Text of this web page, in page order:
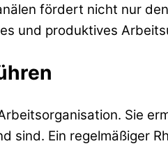
fördert nicht nur
und produktives
Sie
sind. Ein regelmäßiger